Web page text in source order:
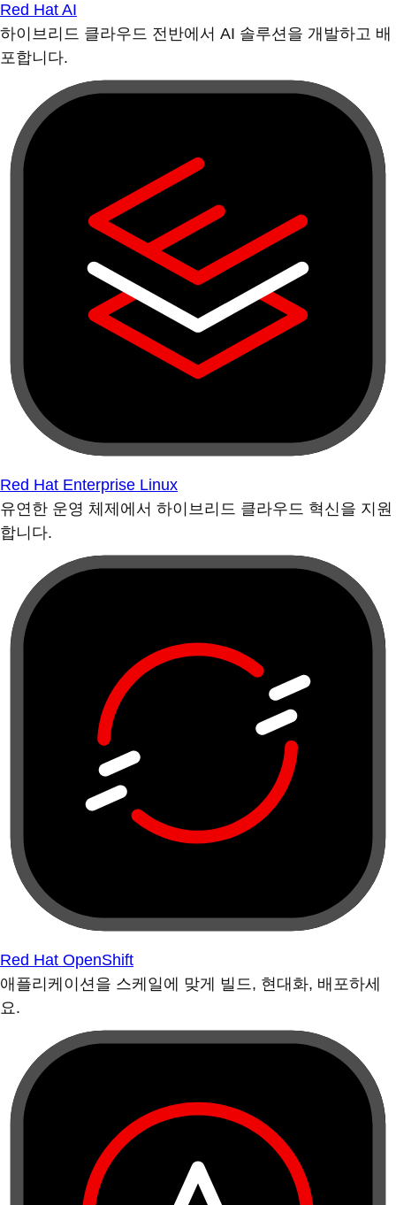
Red Hat AI
하이브리드 클라우드 전반에서 AI 솔루션을 개발하고 배
포합니다.
Red Hat Enterprise Linux
유연한 운영 체제에서 하이브리드 클라우드 혁신을 지원
합니다.
Red Hat OpenShift
애플리케이션을 스케일에 맞게 빌드, 현대화, 배포하세
요.